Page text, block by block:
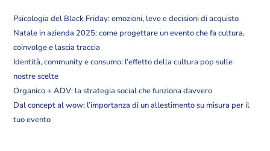
Psicologia del Black Friday: emozioni, leve e decisioni di acquisto
Natale in azienda 2025: come progettare un evento che fa cultura,
coinvolge e lascia traccia
Identità, community e consumo: l’effetto della cultura pop sulle
nostre scelte
Organico + ADV: la strategia social che funziona davvero
Dal concept al wow: l’importanza di un allestimento su misura per il
tuo evento